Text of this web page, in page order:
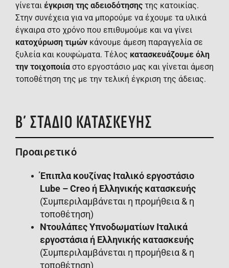
γίνεται έγκριση της αδειοδότησης της κατοικίας.
Στην συνέχεια για να μπορούμε να έχουμε τα υλικά
έγκαιρα στο χρόνο που επιθυμούμε και να γίνει
κατοχύρωση τιμών κάνουμε άμεση παραγγελία σε
ξυλεία και κουφώματα. Τέλος κατασκευάζουμε όλη
την τοιχοποιία στο εργοστάσιο μας και γίνεται άμεση
τοποθέτηση της με την τελική έγκριση της άδειας.
Β΄ ΣΤΑΔΙΟ ΚΑΤΑΣΚΕΥΗΣ
Προαιρετικό
Έπιπλα κουζίνας Ιταλικό εργοστάσιο
Lube – Creo ή Ελληνικής κατασκευής
(Συμπεριλαμβάνεται η προμήθεια & η
τοποθέτηση)
Ντουλάπες Υπνοδωματίων Ιταλικά
εργοστάσια ή Ελληνικής κατασκευής
(Συμπεριλαμβάνεται η προμήθεια & η
τοποθέτηση)